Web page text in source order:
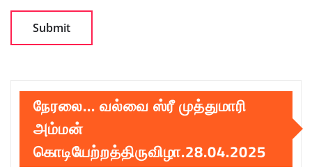
நேரலை… வல்வை ஸ்ரீ முத்துமாரி
அம்மன்
கொடியேற்றத்திருவிழா.28.04.2025